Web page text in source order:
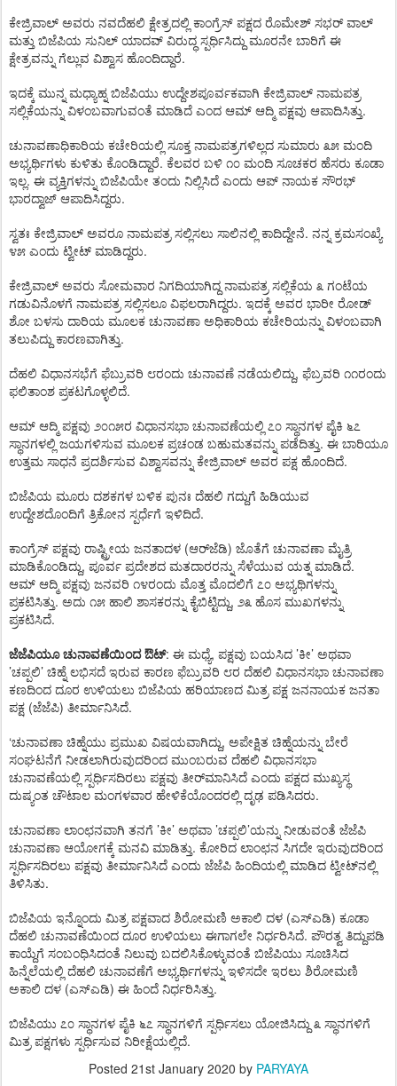
ಕೇಜ್ರಿವಾಲ್ ಅವರು ನವದೆಹಲಿ ಕ್ಷೇತ್ರದಲ್ಲಿ ಕಾಂಗ್ರೆಸ್ ಪಕ್ಷದ ರೊಮೇಶ್ ಸಭರ್ ವಾಲ್
ಮತ್ತು ಬಿಜೆಪಿಯ ಸುನಿಲ್ ಯಾದವ್ ವಿರುದ್ಧ ಸ್ಪರ್ಧಿಸಿದ್ದು ಮೂರನೇ ಬಾರಿಗೆ ಈ
ಕ್ಷೇತ್ರವನ್ನು ಗೆಲ್ಲುವ ವಿಶ್ವಾಸ ಹೊಂದಿದ್ದಾರೆ.
ಇದಕ್ಕೆ ಮುನ್ನ ಮಧ್ಯಾಹ್ನ ಬಿಜೆಪಿಯು ಉದ್ದೇಶಪೂರ್ವಕವಾಗಿ ಕೇಜ್ರಿವಾಲ್ ನಾಮಪತ್ರ
ಸಲ್ಲಿಕೆಯನ್ನು ವಿಳಂಬವಾಗುವಂತೆ ಮಾಡಿದೆ ಎಂದ ಆಮ್ ಆದ್ಮಿ ಪಕ್ಷವು ಆಪಾದಿಸಿತ್ತು.
ಚುನಾವಣಾಧಿಕಾರಿಯ ಕಚೇರಿಯಲ್ಲಿ ಸೂಕ್ತ ನಾಮಪತ್ರಗಳಿಲ್ಲದ ಸುಮಾರು ೩೫ ಮಂದಿ
ಅಭ್ಯರ್ಥಿಗಳು ಕುಳಿತು ಕೊಂಡಿದ್ದಾರೆ. ಕೆಲವರ ಬಳಿ ೧೦ ಮಂದಿ ಸೂಚಕರ ಹೆಸರು ಕೂಡಾ
ಇಲ್ಲ. ಈ ವ್ಯಕ್ತಿಗಳನ್ನು ಬಿಜೆಪಿಯೇ ತಂದು ನಿಲ್ಲಿಸಿದೆ ಎಂದು ಆಪ್ ನಾಯಕ ಸೌರಭ್
ಭಾರದ್ವಾಜ್ ಆಪಾದಿಸಿದ್ದರು.
ಸ್ವತಃ ಕೇಜ್ರಿವಾಲ್ ಅವರೂ ನಾಮಪತ್ರ ಸಲ್ಲಿಸಲು ಸಾಲಿನಲ್ಲಿ ಕಾದಿದ್ದೇನೆ. ನನ್ನ ಕ್ರಮಸಂಖ್ಯೆ
೪೫ ಎಂದು ಟ್ವೀಟ್ ಮಾಡಿದ್ದರು.
ಕೇಜ್ರಿವಾಲ್ ಅವರು ಸೋಮವಾರ ನಿಗದಿಯಾಗಿದ್ದ ನಾಮಪತ್ರ ಸಲ್ಲಿಕೆಯ ೩ ಗಂಟೆಯ
ಗಡುವಿನೊಳಗೆ ನಾಮಪತ್ರ ಸಲ್ಲಿಸಲೂ ವಿಫಲರಾಗಿದ್ದರು. ಇದಕ್ಕೆ ಅವರ ಭಾರೀ ರೋಡ್
ಶೋ ಬಳಸು ದಾರಿಯ ಮೂಲಕ ಚುನಾವಣಾ ಅಧಿಕಾರಿಯ ಕಚೇರಿಯನ್ನು ವಿಳಂಬವಾಗಿ
ತಲುಪಿದ್ದು ಕಾರಣವಾಗಿತ್ತು.
ದೆಹಲಿ ವಿಧಾನಸಭೆಗೆ ಫೆಬ್ರುವರಿ ೮ರಂದು ಚುನಾವಣೆ ನಡೆಯಲಿದ್ದು, ಫೆಬ್ರವರಿ ೧೧ರಂದು
ಫಲಿತಾಂಶ ಪ್ರಕಟಗೊಳ್ಳಲಿದೆ.
ಆಮ್ ಆದ್ಮಿ ಪಕ್ಷವು ೨೦೧೫ರ ವಿಧಾನಸಭಾ ಚುನಾವಣೆಯಲ್ಲಿ ೭೦ ಸ್ಥಾನಗಳ ಪೈಕಿ ೬೭
ಸ್ಥಾನಗಳಲ್ಲಿ ಜಯಗಳಿಸುವ ಮೂಲಕ ಪ್ರಚಂಡ ಬಹುಮತವನ್ನು ಪಡೆದಿತ್ತು. ಈ ಬಾರಿಯೂ
ಉತ್ತಮ ಸಾಧನೆ ಪ್ರದರ್ಶಿಸುವ ವಿಶ್ವಾಸವನ್ನು ಕೇಜ್ರಿವಾಲ್ ಅವರ ಪಕ್ಷ ಹೊಂದಿದೆ.
ಬಿಜೆಪಿಯ ಮೂರು ದಶಕಗಳ ಬಳಿಕ ಪುನಃ ದೆಹಲಿ ಗದ್ದುಗೆ ಹಿಡಿಯುವ
ಉದ್ದೇಶದೊಂದಿಗೆ ತ್ರಿಕೋನ ಸ್ಪರ್ಧೆಗೆ ಇಳಿದಿದೆ.
ಕಾಂಗ್ರೆಸ್ ಪಕ್ಷವು ರಾಷ್ಟ್ರೀಯ ಜನತಾದಳ (ಆರ್ಜೆಡಿ) ಜೊತೆಗೆ ಚುನಾವಣಾ ಮೈತ್ರಿ
ಮಾಡಿಕೊಂಡಿದ್ದು, ಪೂರ್ವ ಪ್ರದೇಶದ ಮತದಾರರನ್ನು ಸೆಳೆಯುವ ಯತ್ನ ಮಾಡಿದೆ.
ಆಮ್ ಆದ್ಮಿ ಪಕ್ಷವು ಜನವರಿ ೧೪ರಂದು ಮೊತ್ತ ಮೊದಲಿಗೆ ೭೦ ಅಭ್ಯಥಿಗಳನ್ನು
ಪ್ರಕಟಿಸಿತ್ತು. ಅದು ೧೫ ಹಾಲಿ ಶಾಸಕರನ್ನು ಕೈಬಿಟ್ಟಿದ್ದು, ೨೩ ಹೊಸ ಮುಖಗಳನ್ನು
ಪ್ರಕಟಿಸಿದೆ.
ಜೆಜೆಪಿಯೂ ಚುನಾವಣೆಯಿಂದ ಔಟ್: ಈ ಮಧ್ಯೆ, ಪಕ್ಷವು ಬಯಸಿದ ’ಕೀ’ ಅಥವಾ
’ಚಪ್ಪಲಿ’ ಚಿಹ್ನೆ ಲಭಿಸದೆ ಇರುವ ಕಾರಣ ಫೆಬ್ರುವರಿ ೮ರ ದೆಹಲಿ ವಿಧಾನಸಭಾ ಚುನಾವಣಾ
ಕಣದಿಂದ ದೂರ ಉಳಿಯಲು ಬಿಜೆಪಿಯ ಹರಿಯಾಣದ ಮಿತ್ರ ಪಕ್ಷ ಜನನಾಯಕ ಜನತಾ
ಪಕ್ಷ (ಜೆಜೆಪಿ) ತೀರ್ಮಾನಿಸಿದೆ.
‘ಚುನಾವಣಾ ಚಿಹ್ನೆಯು ಪ್ರಮುಖ ವಿಷಯವಾಗಿದ್ದು, ಅಪೇಕ್ಷಿತ ಚಿಹ್ನೆಯನ್ನು ಬೇರೆ
ಸಂಘಟನೆಗೆ ನೀಡಲಾಗಿರುವುದರಿಂದ ಮುಂಬರುವ ದೆಹಲಿ ವಿಧಾನಸಭಾ
ಚುನಾವಣೆಯಲ್ಲಿ ಸ್ಪರ್ಧಿಸದಿರಲು ಪಕ್ಷವು ತೀರ್ಮಾನಿಸಿದೆ ಎಂದು ಪಕ್ಷದ ಮುಖ್ಯಸ್ಥ
ದುಷ್ಯಂತ ಚೌಟಾಲ ಮಂಗಳವಾರ ಹೇಳಿಕೆಯೊಂದರಲ್ಲಿ ದೃಢ ಪಡಿಸಿದರು.
ಚುನಾವಣಾ ಲಾಂಛನವಾಗಿ ತನಗೆ ’ಕೀ’ ಅಥವಾ ’ಚಪ್ಪಲಿ’ಯನ್ನು ನೀಡುವಂತೆ ಜೆಜೆಪಿ
ಚುನಾವಣಾ ಆಯೋಗಕ್ಕೆ ಮನವಿ ಮಾಡಿತ್ತು. ಕೋರಿದ ಲಾಂಛನ ಸಿಗದೇ ಇರುವುದರಿಂದ
ಸ್ಪರ್ಧಿಸದಿರಲು ಪಕ್ಷವು ತೀರ್ಮಾನಿಸಿದೆ ಎಂದು ಜೆಜೆಪಿ ಹಿಂದಿಯಲ್ಲಿ ಮಾಡಿದ ಟ್ವೀಟ್ನಲ್ಲಿ
ತಿಳಿಸಿತು.
ಬಿಜೆಪಿಯ ಇನ್ನೊಂದು ಮಿತ್ರ ಪಕ್ಷವಾದ ಶಿರೋಮಣಿ ಅಕಾಲಿ ದಳ (ಎಸ್ಎಡಿ) ಕೂಡಾ
ದೆಹಲಿ ಚುನಾವಣೆಯಿಂದ ದೂರ ಉಳಿಯಲು ಈಗಾಗಲೇ ನಿರ್ಧರಿಸಿದೆ. ಪೌರತ್ವ ತಿದ್ದುಪಡಿ
ಕಾಯ್ದೆಗೆ ಸಂಬಂಧಿಸಿದಂತೆ ನಿಲುವು ಬದಲಿಸಿಕೊಳ್ಳುವಂತೆ ಬಿಜೆಪಿಯು ಸೂಚಿಸಿದ
ಹಿನ್ನೆಲೆಯಲ್ಲಿ ದೆಹಲಿ ಚುನಾವಣೆಗೆ ಅಭ್ಯರ್ಥಿಗಳನ್ನು ಇಳಿಸದೇ ಇರಲು ಶಿರೋಮಣಿ
ಅಕಾಲಿ ದಳ (ಎಸ್ಎಡಿ) ಈ ಹಿಂದೆ ನಿರ್ಧರಿಸಿತ್ತು.
ಬಿಜೆಪಿಯು ೭೦ ಸ್ಥಾನಗಳ ಪೈಕಿ ೬೭ ಸ್ಥಾನಗಳಿಗೆ ಸ್ಪರ್ಧಿಸಲು ಯೋಜಿಸಿದ್ದು ೩ ಸ್ಥಾನಗಳಿಗೆ
ಮಿತ್ರ ಪಕ್ಷಗಳು ಸ್ಪರ್ಧಿಸುವ ನಿರೀಕ್ಷೆಯಲ್ಲಿದೆ.
Posted 21st January 2020 by PARYAYA